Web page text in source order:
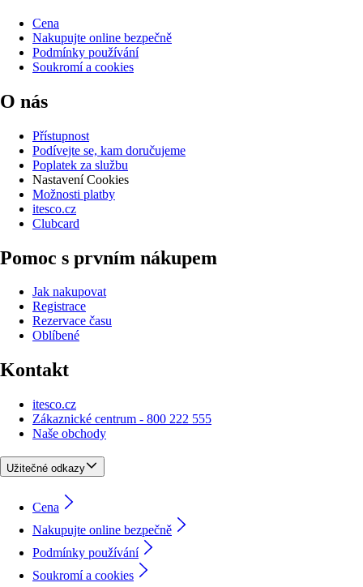
Cena
Nakupujte online bezpečně
Podmínky používání
Soukromí a cookies
O nás
Přístupnost
Podívejte se, kam doručujeme
Poplatek za službu
Nastavení Cookies
Možnosti platby
itesco.cz
Clubcard
Pomoc s prvním nákupem
Jak nakupovat
Registrace
Rezervace času
Oblíbené
Kontakt
itesco.cz
Zákaznické centrum - 800 222 555
Naše obchody
Užitečné odkazy
Cena
Nakupujte online bezpečně
Podmínky používání
Soukromí a cookies